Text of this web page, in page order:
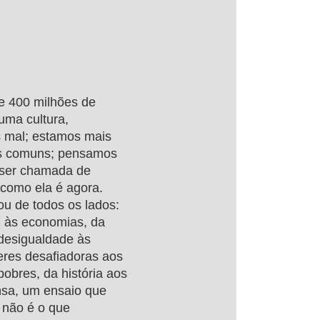
400 milhões de
cultura,
estamos mais
comuns; pensamos
chamada de
ela é agora.
de todos os lados:
economias, da
às
desafiadoras aos
da história aos
um ensaio que
é o que